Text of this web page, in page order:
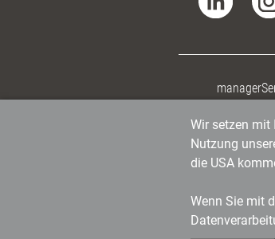
Wir setzen mit
Nutzung
die USA
Wenn Sie mit